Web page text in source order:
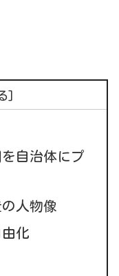
自治体にプ
人物像
化